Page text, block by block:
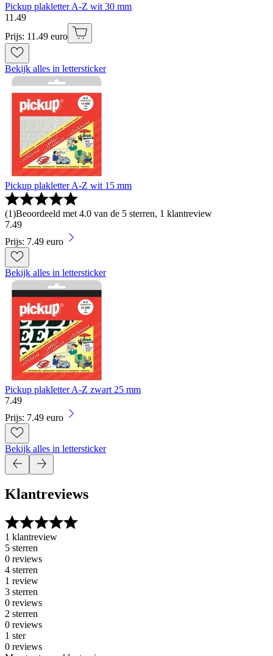
Pickup plakletter A-Z wit 30 mm
11 .49
Prijs: 11.49 euro
Bekijk alles in lettersticker
Pickup plakletter A-Z wit 15 mm
(1)Beoordeeld met 4.0 van de 5 sterren, 1 klantreview
7.49
Prijs: 7.49 euro
Bekijk alles in lettersticker
Pickup plakletter A-Z zwart 25 mm
7.49
Prijs: 7.49 euro
Bekijk alles in lettersticker
Klantreviews
1 klantreview
5 sterren
0 reviews
4 sterren
1 review
3 sterren
0 reviews
2 sterren
0 reviews
1 ster
0 reviews